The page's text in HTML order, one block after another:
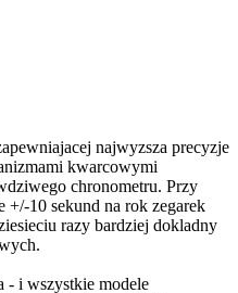
najwyzsza precyzje
kwarcowymi
chronometru. Przy
+/-10 sekund na rok zegarek
razy bardziej dokladny
- i wszystkie modele